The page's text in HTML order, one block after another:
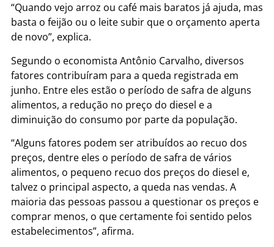
“Quando vejo arroz ou café mais baratos já ajuda, mas
basta o feijão ou o leite subir que o orçamento aperta
de novo”, explica.
Segundo o economista Antônio Carvalho, diversos
fatores contribuíram para a queda registrada em
junho. Entre eles estão o período de safra de alguns
alimentos, a redução no preço do diesel e a
diminuição do consumo por parte da população.
“Alguns fatores podem ser atribuídos ao recuo dos
preços, dentre eles o período de safra de vários
alimentos, o pequeno recuo dos preços do diesel e,
talvez o principal aspecto, a queda nas vendas. A
maioria das pessoas passou a questionar os preços e
comprar menos, o que certamente foi sentido pelos
estabelecimentos”, afirma.